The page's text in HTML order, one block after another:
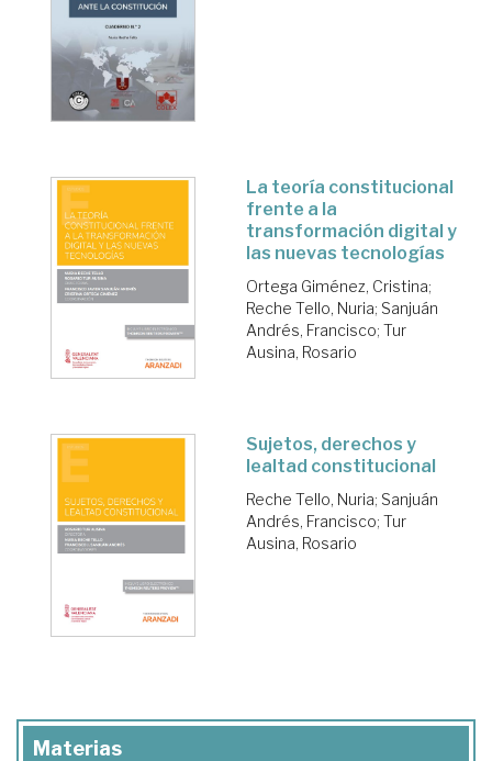
La teoría constitucional
frente a la
transformación digital y
las nuevas tecnologías
Ortega Giménez, Cristina;
Reche Tello, Nuria; Sanjuán
Andrés, Francisco; Tur
Ausina, Rosario
Sujetos, derechos y
lealtad constitucional
Reche Tello, Nuria; Sanjuán
Andrés, Francisco; Tur
Ausina, Rosario
Materias